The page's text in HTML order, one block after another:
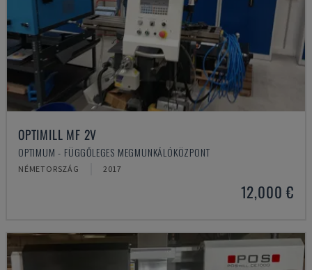
OPTIMILL MF 2V
OPTIMUM - FÜGGŐLEGES MEGMUNKÁLÓKÖZPONT
NÉMETORSZÁG 2017
12,000 €